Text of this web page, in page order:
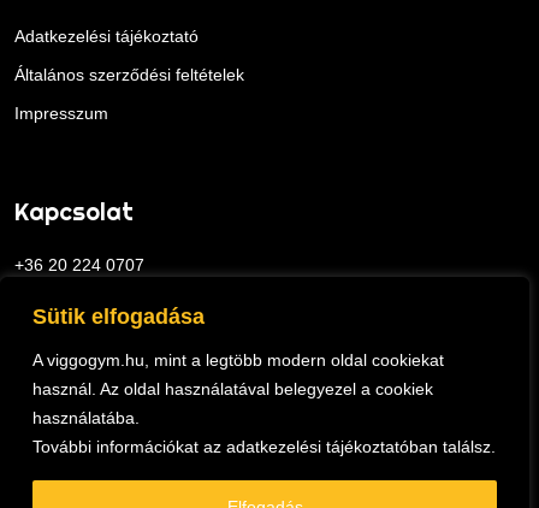
Sütik elfogadása
A viggogym.hu, mint a legtöbb modern oldal cookiekat
használ. Az oldal használatával belegyezel a cookiek
használatába.
További információkat az adatkezelési tájékoztatóban találsz.
Adatkezelési tájékoztató
Általános szerződési feltételek
Impresszum
Kapcsolat
+36 20 224 0707